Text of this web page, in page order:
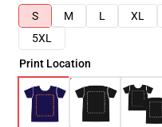
S
M L XL
5XL
Print Location